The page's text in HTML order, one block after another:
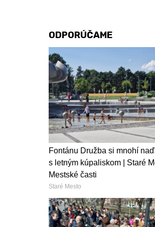
ODPORÚČAME
Fontánu Družba si mnohí
s letným kúpaliskom | Staré
Mestské časti
Staré Mesto